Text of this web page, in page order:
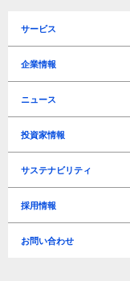
サービス
企業情報
トップメッセージ
企業理念
会社概要
役員一覧
沿革
所在地 / アクセス
ニュース
プレスリリース
お知らせ
投資家情報
IRリリース
IRカレンダー
経営方針
マーケティングソリュ
トラベルテック事業戦略
新規事業戦略
ディスクロージャーポリ
ライブラリー
中期経営計画
決算短信
決算説明資料
有価証券報告書
アニュアルレポート
業績・財務情報
連結経営指標
年度別業績推移
四半期別業績推移
株式情報
株式情報
株主関連
株主総会
配当
IRに関するお問い合わせ
よくあるご質問
電子公告
免責事項
サステナビリティ
サステナビリティ基本方
リスク管理
事業継続計画基本方針
事業等のリスク
Environment（環境）
TCFD
環境負荷軽減
Social（社会）
情報セキュリティ
ビジネス
人材育成 / 職場環境 / 人
Governance（ガバナンス）
Governance（ガバナン
ESGデータ
GRIガイドライン対照表
編集方針
採用情報
お問い合わせ